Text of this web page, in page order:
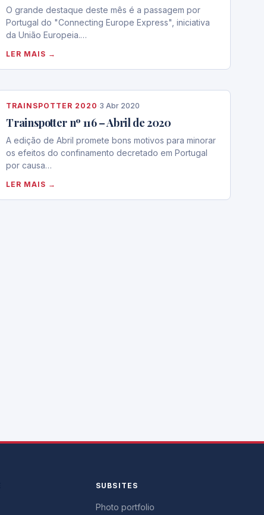
O grande destaque deste mês é a passagem por
Portugal do "Connecting Europe Express", iniciativa
da União Europeia.…
LER MAIS →
TRAINSPOTTER 2020 ·3 Abr 2020
Trainspotter nº 116 – Abril de 2020
A edição de Abril promete bons motivos para minorar
os efeitos do confinamento decretado em Portugal
por causa…
LER MAIS →
SUBSITES
Photo portfolio